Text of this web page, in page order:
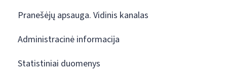
Pranešėjų apsauga. Vidinis kanalas
Administracinė informacija
Statistiniai duomenys